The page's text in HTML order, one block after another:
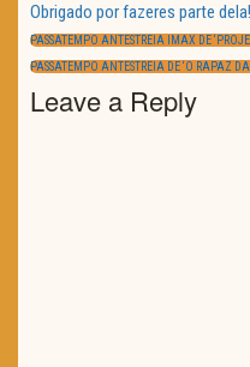
Obrigado por fazeres parte dela!
Navegação
de
artigos
PREVIOUS
PASSATEMPO ANTESTREIA IMAX DE
NEXT
PASSATEMPO ANTESTREIA DE ‘O RAPAZ
Leave a Reply